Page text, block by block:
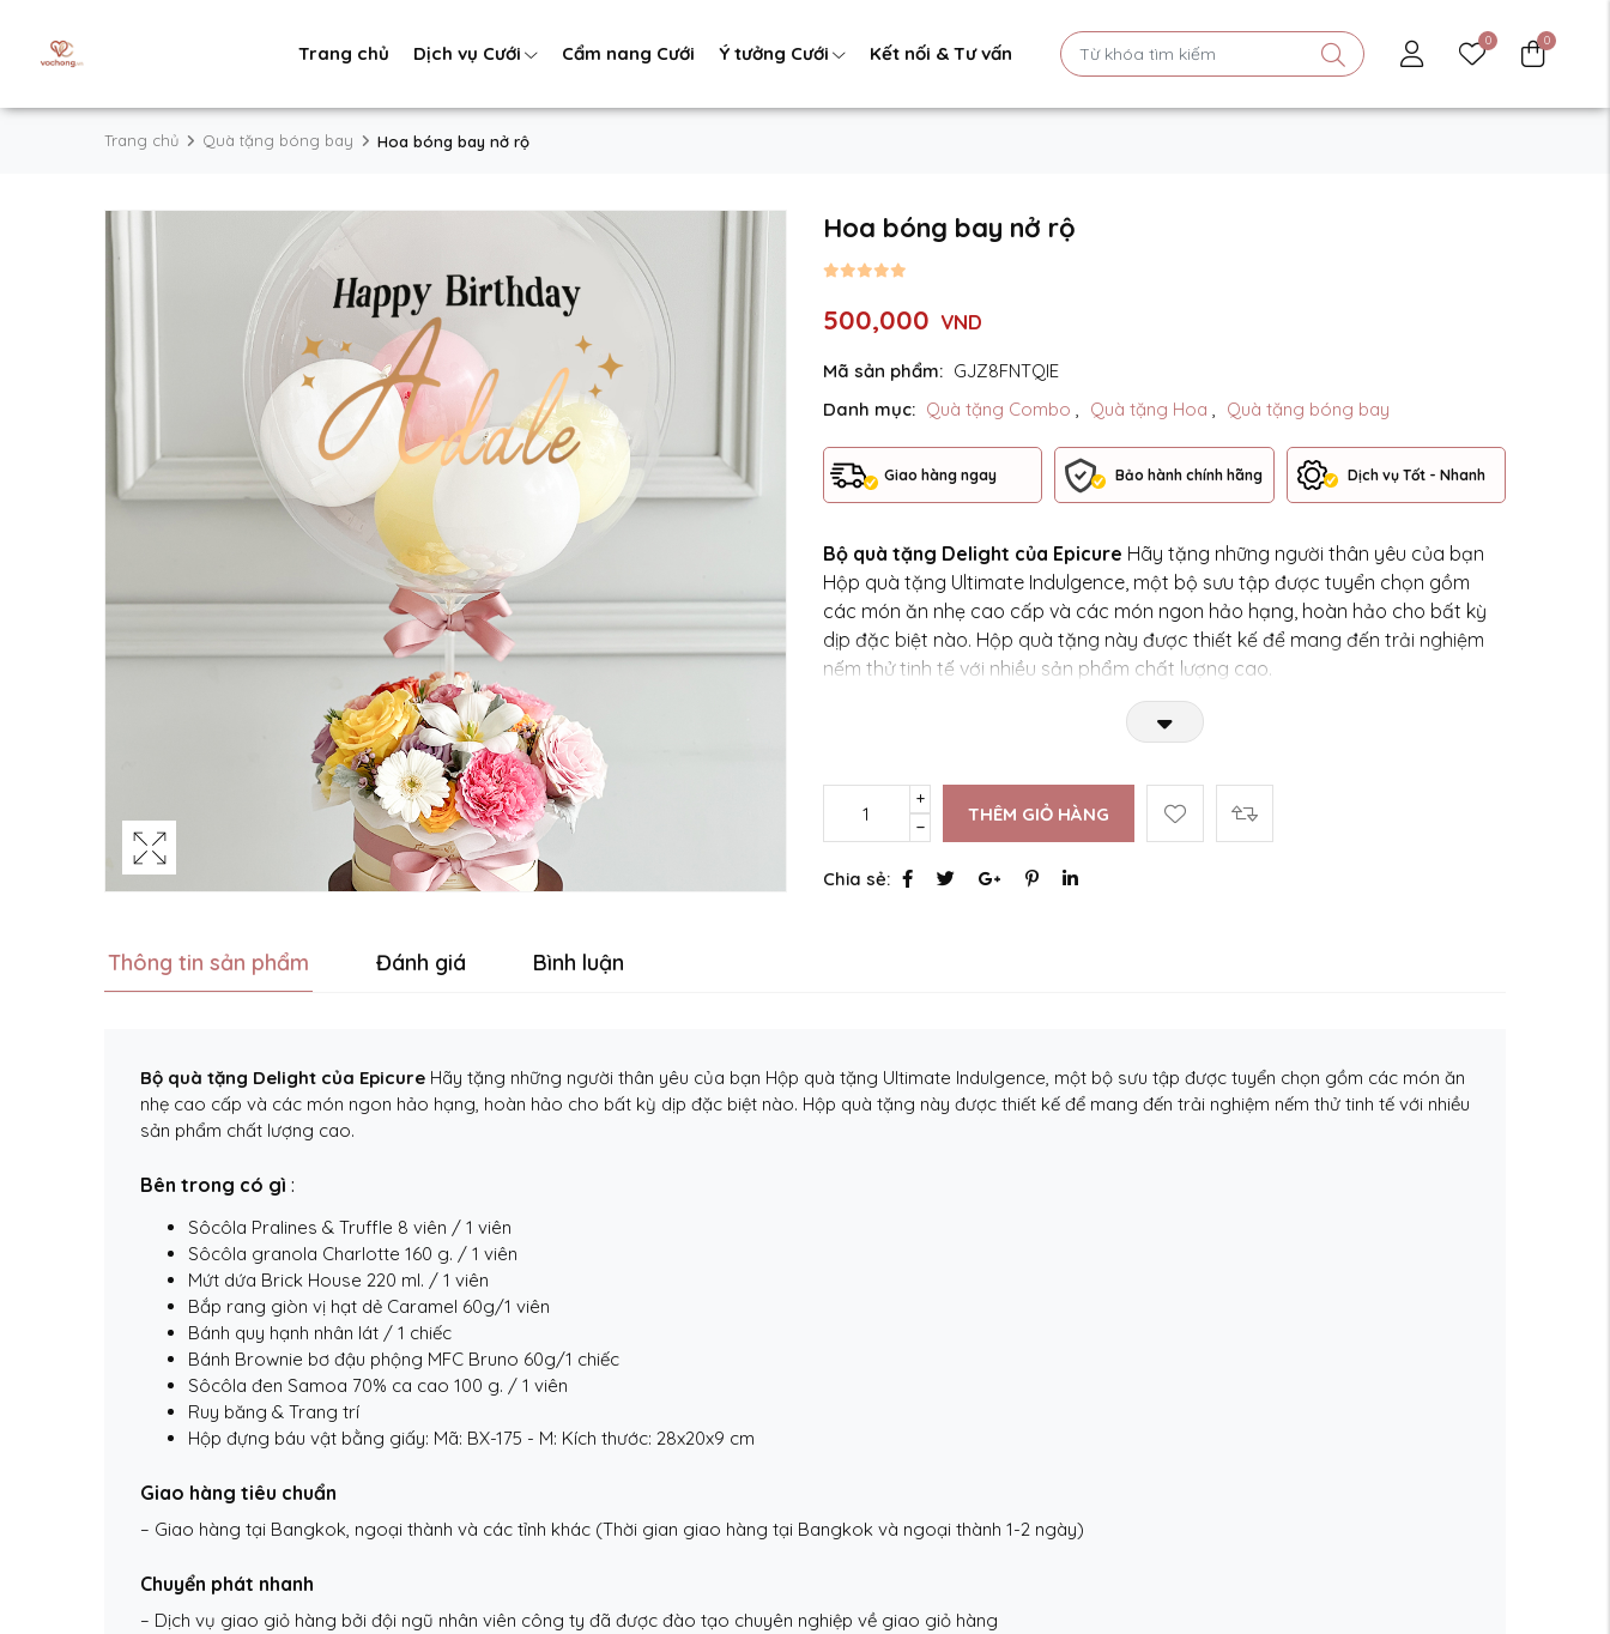
Trang chủ Dịch vụ Cưới Cẩm nang Cưới Ý tưởng Cưới Kết nối & Tư vấn
0 0
Trang chủ Quà tặng bóng bay Hoa bóng bay nở rộ
Hoa bóng bay nở rộ
500,000 VND
Mã sản phẩm: GJZ8FNTQIE
Danh mục: Quà tặng Combo , Quà tặng Hoa , Quà tặng bóng bay
Giao hàng ngay Bảo hành chính hãng Dịch vụ Tốt - Nhanh
Bộ quà tặng Delight của Epicure Hãy tặng những người thân yêu của bạn
Hộp quà tặng Ultimate Indulgence, một bộ sưu tập được tuyển chọn gồm
các món ăn nhẹ cao cấp và các món ngon hảo hạng, hoàn hảo cho bất kỳ
dịp đặc biệt nào. Hộp quà tặng này được thiết kế để mang đến trải nghiệm
nếm thử tinh tế với nhiều sản phẩm chất lượng cao.
THÊM GIỎ HÀNG
Chia sẻ:
Thông tin sản phẩm Đánh giá Bình luận
Bộ quà tặng Delight của Epicure Hãy tặng những người thân yêu của bạn Hộp quà tặng Ultimate Indulgence, một bộ sưu tập được tuyển chọn gồm các món ăn
nhẹ cao cấp và các món ngon hảo hạng, hoàn hảo cho bất kỳ dịp đặc biệt nào. Hộp quà tặng này được thiết kế để mang đến trải nghiệm nếm thử tinh tế với nhiều
sản phẩm chất lượng cao.
Bên trong có gì :
Sôcôla Pralines & Truffle 8 viên / 1 viên
Sôcôla granola Charlotte 160 g. / 1 ​​viên
Mứt dứa Brick House 220 ml. / 1 ​​viên
Bắp rang giòn vị hạt dẻ Caramel 60g/1 viên
Bánh quy hạnh nhân lát / 1 chiếc
Bánh Brownie bơ đậu phộng MFC Bruno 60g/1 chiếc
Sôcôla đen Samoa 70% ca cao 100 g. / 1 ​​viên
Ruy băng & Trang trí
Hộp đựng báu vật bằng giấy: Mã: BX-175 - M: Kích thước: 28x20x9 cm
Giao hàng tiêu chuẩn
– Giao hàng tại Bangkok, ngoại thành và các tỉnh khác (Thời gian giao hàng tại Bangkok và ngoại thành 1-2 ngày)
Chuyển phát nhanh
– Dịch vụ giao giỏ hàng bởi đội ngũ nhân viên công ty đã được đào tạo chuyên nghiệp về giao giỏ hàng